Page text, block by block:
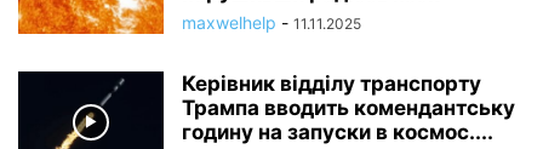
maxwelhelp - 11.11.2025
Керівник відділу транспорту
Трампа вводить комендантську
годину на запуски в космос....